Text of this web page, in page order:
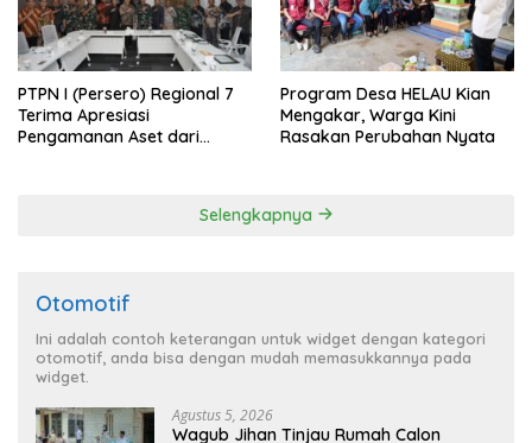
PTPN I (Persero) Regional 7
Terima Apresiasi
Pengamanan Aset dari
Program Desa HELAU Kian
Mengakar, Warga Kini
Rasakan Perubahan Nyata
Selengkapnya
Otomotif
Ini adalah contoh keterangan untuk widget dengan kategori
otomotif, anda bisa dengan mudah memasukkannya pada
widget.
Agustus 5, 2026
Wagub Jihan Tinjau Rumah Calon